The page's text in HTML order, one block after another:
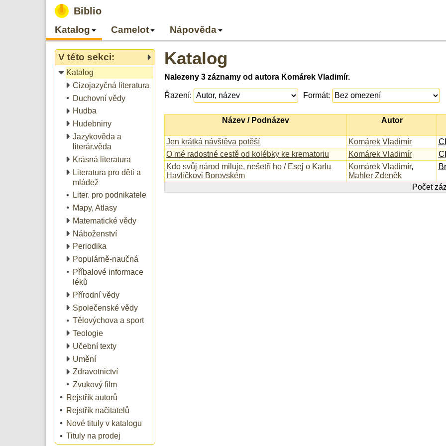
Biblio
Katalog Camelot Nápověda
V této sekci:
Katalog
Cizojazyčná literatura
Duchovní vědy
Hudba
Hudebniny
Jazykověda a
literár.věda
Krásná literatura
Literatura pro děti a
mládež
Liter. pro podnikatele
Mapy, Atlasy
Matematické vědy
Náboženství
Periodika
Populárně-naučná
Příbalové informace
léků
Přírodní vědy
Společenské vědy
Tělovýchova a sport
Teologie
Učební texty
Umění
Zdravotnictví
Zvukový film
Rejstřík autorů
Rejstřík načitatelů
Nové tituly v katalogu
Tituly na prodej
Katalog
Nalezeny 3 záznamy od autora Komárek Vladimír.
Řazení: Formát:
Název / Podnázev Autor
Jen krátká návštěva potěší
Komárek Vladimír
O mé radostné cestě od kolébky ke krematoriu
Komárek Vladimír
Kdo svůj národ miluje, nešetří ho / Esej o Karlu
Havlíčkovi Borovském
Komárek Vladimír,
Mahler Zdeněk
Počet